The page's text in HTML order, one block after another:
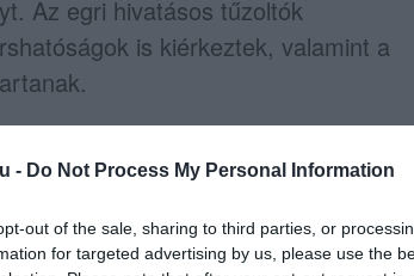
- Do Not Process My Personal Information
out of the sale, sharing to third parties, or
for targeted advertising by us, please use the
Az egri hivatásos tűzoltók
is kiérkeztek, valamint a